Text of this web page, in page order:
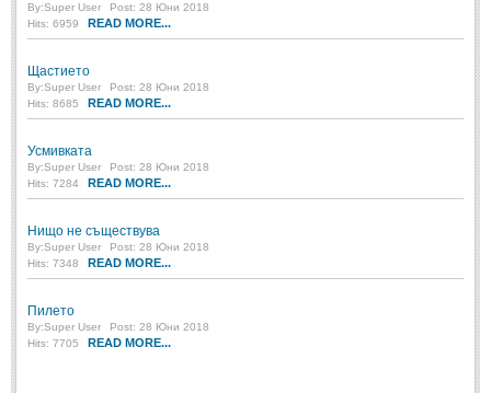
Post: 28 Юни 2018
Post: 28 Юни 2018
СПОДЕЛЕНО
СПОДЕЛЕНО
Забавно
Любопитно
Какво е любовта?
By:Super User
Post: 28 Юни 2018
Hits: 6959
READ MORE...
Щастието
By:Super User
Post: 28 Юни 2018
Hits: 8685
READ MORE...
Усмивката
By:Super User
Post: 28 Юни 2018
Hits: 7284
READ MORE...
Нищо не съществува
By:Super User
Post: 28 Юни 2018
Hits: 7348
READ MORE...
Пилето
By:Super User
Post: 28 Юни 2018
Hits: 7705
READ MORE...